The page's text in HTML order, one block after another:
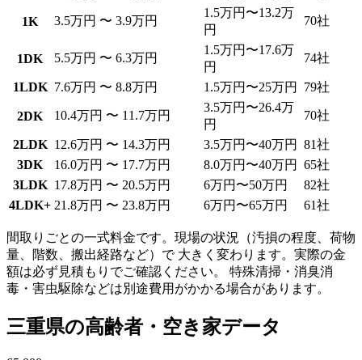
1K 3.5万円 〜 3.9万円
1.5万円〜13.2万
円
70社
1DK 5.5万円 〜 6.3万円
1.5万円〜17.6万
円
74社
1LDK 7.6万円 〜 8.8万円 1.5万円〜25万円 79社
2DK 10.4万円 〜 11.7万円
3.5万円〜26.4万
円
70社
2LDK 12.6万円 〜 14.3万円 3.5万円〜40万円
81社
3DK
16.0万円 〜 17.7万円 8.0万円〜40万円
65社
3LDK 17.8万円 〜 20.5万円 6万円〜50万円
82社
4LDK+ 21.8万円 〜 23.8万円 6万円〜65万円 61社
間取りごとの一式料金です。現場の状況（汚損の程度、荷物
量、階数、搬出経路など）で 大きく変わります。実際の金
額は必ず見積もりでご確認ください。 特殊清掃・消臭消
毒・害虫駆除などは別途費用がかかる場合があります。
三重県の高齢者・空き家データ